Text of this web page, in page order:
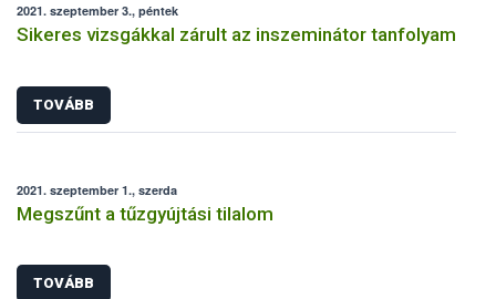
2021. szeptember 3., péntek
Sikeres vizsgákkal zárult az inszeminátor tanfolyam
TOVÁBB
2021. szeptember 1., szerda
Megszűnt a tűzgyújtási tilalom
TOVÁBB